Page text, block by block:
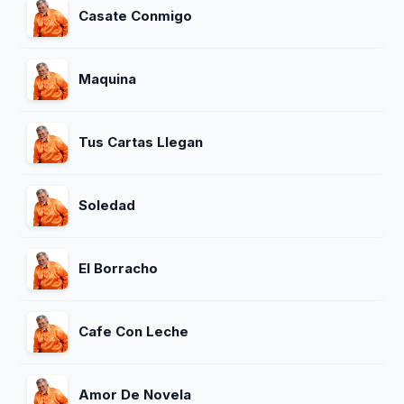
Casate Conmigo
Maquina
Tus Cartas Llegan
Soledad
El Borracho
Cafe Con Leche
Amor De Novela